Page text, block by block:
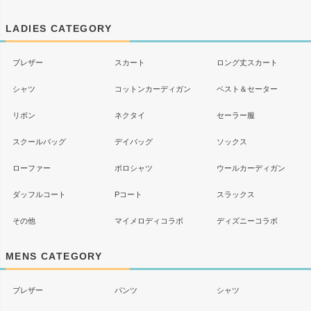
LADIES CATEGORY
ブレザー スカート ロング丈スカート
シャツ コットンカーディガン ベスト＆セーター
リボン ネクタイ セーラー服
スクールバッグ デイバッグ ソックス
ローファー ポロシャツ ウールカーディガン
ダッフルコート Pコート スラックス
その他 マイメロディコラボ ディズニーコラボ
MENS CATEGORY
ブレザー パンツ シャツ